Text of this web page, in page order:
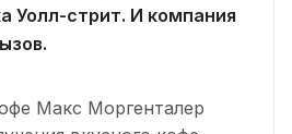
Уолл-стрит. И компания
Макс Моргенталер